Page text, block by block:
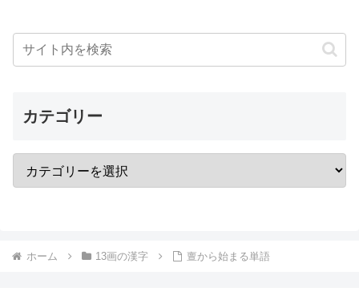
カテゴリー
ホーム 13画の漢字 亶から始まる単語